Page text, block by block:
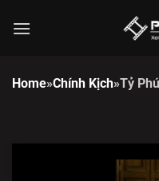
đến
Home»Chính Kịch»Tỷ